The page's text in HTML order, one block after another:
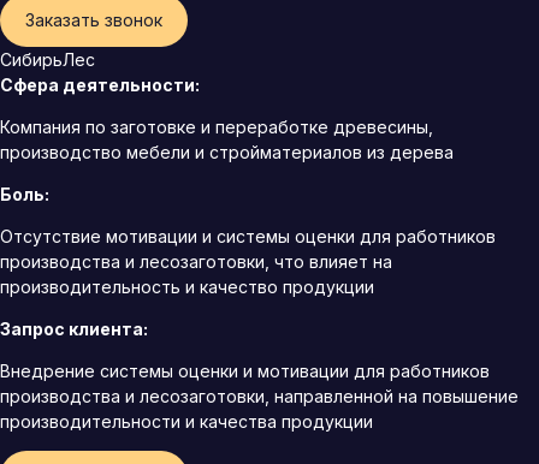
Заказать звонок
СибирьЛес
Сфера деятельности:
Компания по заготовке и переработке древесины,
производство мебели и стройматериалов из дерева
Боль:
Отсутствие мотивации и системы оценки для работников
производства и лесозаготовки, что влияет на
производительность и качество продукции
Запрос клиента:
Внедрение системы оценки и мотивации для работников
производства и лесозаготовки, направленной на повышение
производительности и качества продукции